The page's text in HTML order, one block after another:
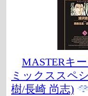
MASTERキ
ミックススペ
樹/長崎 尚志)